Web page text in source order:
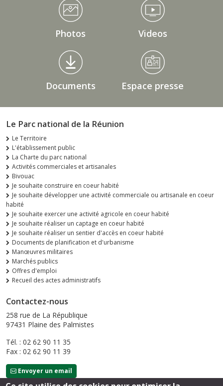
Médiathèque Footer
Photos Videos
Documents Espace presse
Le Parc national de la Réunion
Le Territoire
L'établissement public
La Charte du parc national
Activités commerciales et artisanales
Bivouac
Je souhaite construire en coeur habité
Je souhaite développer une activité commerciale ou artisanale en coeur
habité
Je souhaite exercer une activité agricole en coeur habité
Je souhaite réaliser un captage en coeur habité
Je souhaite réaliser un sentier d'accès en coeur habité
Documents de planification et d'urbanisme
Manœuvres militaires
Marchés publics
Offres d'emploi
Recueil des actes administratifs
Contactez-nous
258 rue de La République
97431 Plaine des Palmistes
Tél. : 02 62 90 11 35
Fax : 02 62 90 11 39
Envoyer un email